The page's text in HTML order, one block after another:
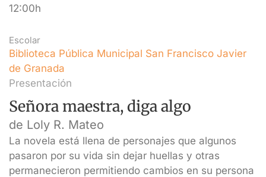
12:00h
Escolar
Biblioteca Pública Municipal San Francisco Javier
de Granada
Presentación
Señora maestra, diga algo
de Loly R. Mateo
La novela está llena de personajes que algunos
pasaron por su vida sin dejar huellas y otras
permanecieron permitiendo cambios en su persona